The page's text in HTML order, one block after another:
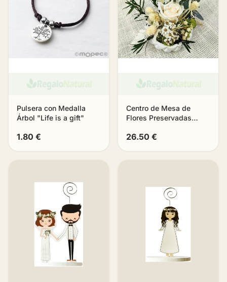
Pulsera con Medalla
Árbol "Life is a gift"
1.80 €
Centro de Mesa de
Flores Preservadas
26.50 €